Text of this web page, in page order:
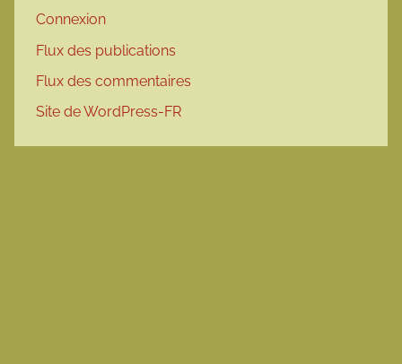
Connexion
Flux des publications
Flux des commentaires
Site de WordPress-FR